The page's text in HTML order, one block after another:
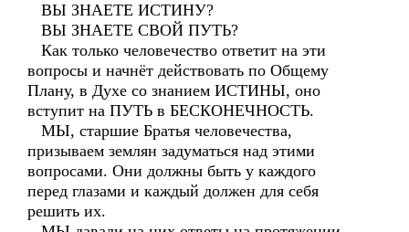
ВЫ ЗНАЕТЕ ИСТИНУ?
ВЫ ЗНАЕТЕ СВОЙ ПУТЬ?
Как только человечество ответит на эти
вопросы и начнёт действовать по Общему
Плану, в Духе со знанием ИСТИНЫ, оно
вступит на ПУТЬ в БЕСКОНЕЧНОСТЬ.
МЫ, старшие Братья человечества,
призываем землян задуматься над этими
вопросами. Они должны быть у каждого
перед глазами и каждый должен для себя
решить их.